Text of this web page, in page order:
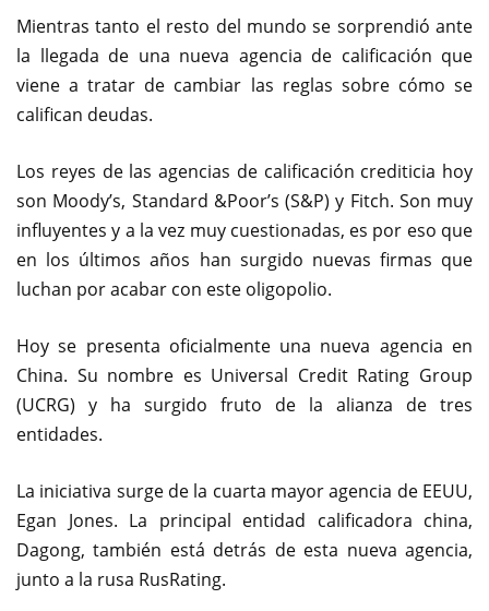
Mientras tanto el resto del mundo se sorprendió ante
la llegada de una nueva agencia de calificación que
viene a tratar de cambiar las reglas sobre cómo se
califican deudas.
Los reyes de las agencias de calificación crediticia hoy
son Moody’s, Standard &Poor’s (S&P) y Fitch. Son muy
influyentes y a la vez muy cuestionadas, es por eso que
en los últimos años han surgido nuevas firmas que
luchan por acabar con este oligopolio.
Hoy se presenta oficialmente una nueva agencia en
China. Su nombre es Universal Credit Rating Group
(UCRG) y ha surgido fruto de la alianza de tres
entidades.
La iniciativa surge de la cuarta mayor agencia de EEUU,
Egan Jones. La principal entidad calificadora china,
Dagong, también está detrás de esta nueva agencia,
junto a la rusa RusRating.